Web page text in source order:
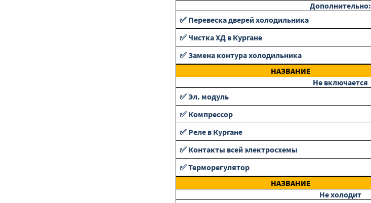
Дополнительно:
✅ Перевеска дверей холодильника
✅ Чистка ХД в Кургане
✅ Замена контура холодильника
НАЗВАНИЕ
Не включается
✅ Эл. модуль
✅ Компрессор
✅ Реле в Кургане
✅ Контакты всей электросхемы
✅ Терморегулятор
НАЗВАНИЕ
Не холодит